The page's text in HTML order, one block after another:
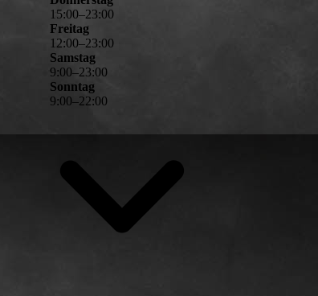
15:00–23:00
Freitag
12:00–23:00
Samstag
9:00–23:00
Sonntag
9:00–22:00